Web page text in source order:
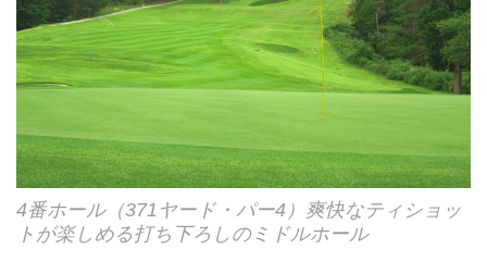
4番ホール（371ヤード・パー4）爽快なティショッ
トが楽しめる打ち下ろしのミドルホール